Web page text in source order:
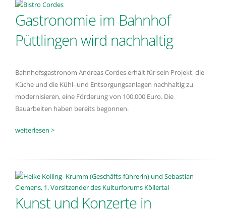
Gastronomie im Bahnhof
Püttlingen wird nachhaltig
Bahnhofsgastronom Andreas Cordes erhält für sein Projekt, die
Küche und die Kühl- und Entsorgungsanlagen nachhaltig zu
modernisieren, eine Förderung von 100.000 Euro. Die
Bauarbeiten haben bereits begonnen.
weiterlesen >
Kunst und Konzerte in